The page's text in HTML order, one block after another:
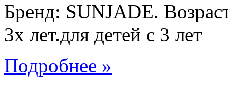
Бренд: SUNJADE.
3х лет.для детей с 3 лет
Подробнее »